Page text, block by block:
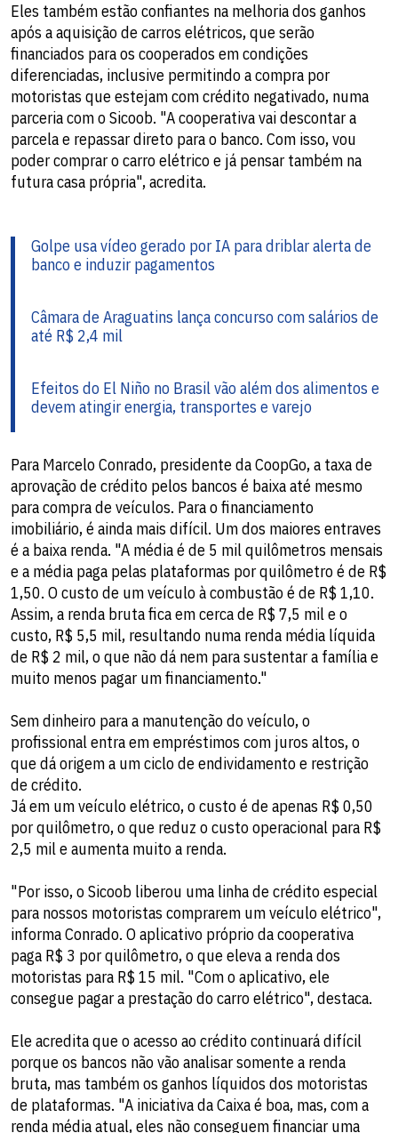
Eles também estão confiantes na melhoria dos ganhos
após a aquisição de carros elétricos, que serão
financiados para os cooperados em condições
diferenciadas, inclusive permitindo a compra por
motoristas que estejam com crédito negativado, numa
parceria com o Sicoob. "A cooperativa vai descontar a
parcela e repassar direto para o banco. Com isso, vou
poder comprar o carro elétrico e já pensar também na
futura casa própria", acredita.
Golpe usa vídeo gerado por IA para driblar alerta de
banco e induzir pagamentos
Câmara de Araguatins lança concurso com salários de
até R$ 2,4 mil
Efeitos do El Niño no Brasil vão além dos alimentos e
devem atingir energia, transportes e varejo
Para Marcelo Conrado, presidente da CoopGo, a taxa de
aprovação de crédito pelos bancos é baixa até mesmo
para compra de veículos. Para o financiamento
imobiliário, é ainda mais difícil. Um dos maiores entraves
é a baixa renda. "A média é de 5 mil quilômetros mensais
e a média paga pelas plataformas por quilômetro é de R$
1,50. O custo de um veículo à combustão é de R$ 1,10.
Assim, a renda bruta fica em cerca de R$ 7,5 mil e o
custo, R$ 5,5 mil, resultando numa renda média líquida
de R$ 2 mil, o que não dá nem para sustentar a família e
muito menos pagar um financiamento."
Sem dinheiro para a manutenção do veículo, o
profissional entra em empréstimos com juros altos, o
que dá origem a um ciclo de endividamento e restrição
de crédito.
Já em um veículo elétrico, o custo é de apenas R$ 0,50
por quilômetro, o que reduz o custo operacional para R$
2,5 mil e aumenta muito a renda.
"Por isso, o Sicoob liberou uma linha de crédito especial
para nossos motoristas comprarem um veículo elétrico",
informa Conrado. O aplicativo próprio da cooperativa
paga R$ 3 por quilômetro, o que eleva a renda dos
motoristas para R$ 15 mil. "Com o aplicativo, ele
consegue pagar a prestação do carro elétrico", destaca.
Ele acredita que o acesso ao crédito continuará difícil
porque os bancos não vão analisar somente a renda
bruta, mas também os ganhos líquidos dos motoristas
de plataformas. "A iniciativa da Caixa é boa, mas, com a
renda média atual, eles não conseguem financiar uma